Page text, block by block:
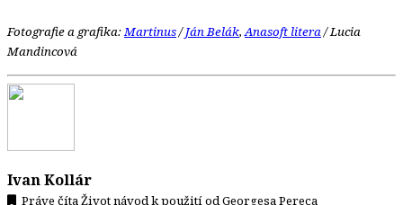
Fotografie a grafika:Martinus/Ján Belák,Anasoft litera/ Lucia
Mandincová
Ivan Kollár
Práve číta Život návod k použití od Georgesa Pereca